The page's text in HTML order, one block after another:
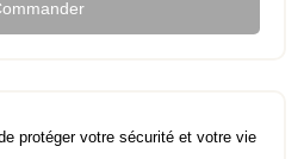
protéger votre sécurité et votre vie